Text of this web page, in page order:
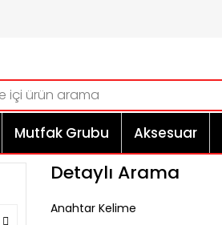
Mutfak Grubu Aksesuar
Detaylı Arama
Anahtar Kelime